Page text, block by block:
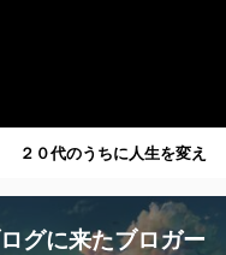
２０代のうちに人生を変え
たい人へ。
グに来たブロガー